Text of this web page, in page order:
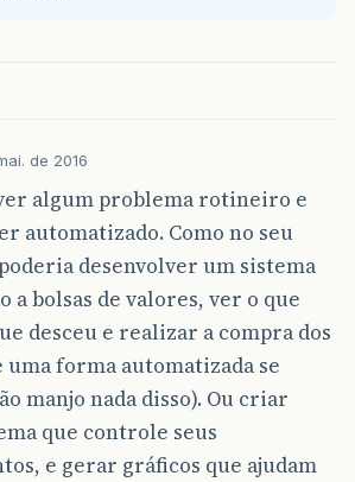
de 2016
algum problema rotineiro e
automatizado. Como no seu
desenvolver um sistema
a bolsas de valores, ver o que
desceu e realizar a compra dos
uma forma automatizada se
manjo nada disso). Ou criar
que controle seus
e gerar gráficos que ajudam